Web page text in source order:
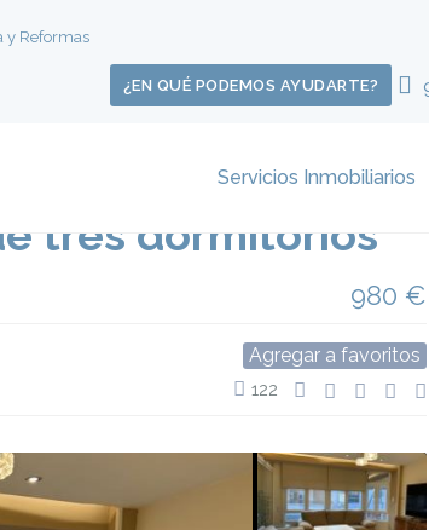
y Reformas
¿EN QUÉ PODEMOS AYUDARTE?
Servicios Inmobiliarios
tres dormitorios
980 €
Agregar a favoritos
122